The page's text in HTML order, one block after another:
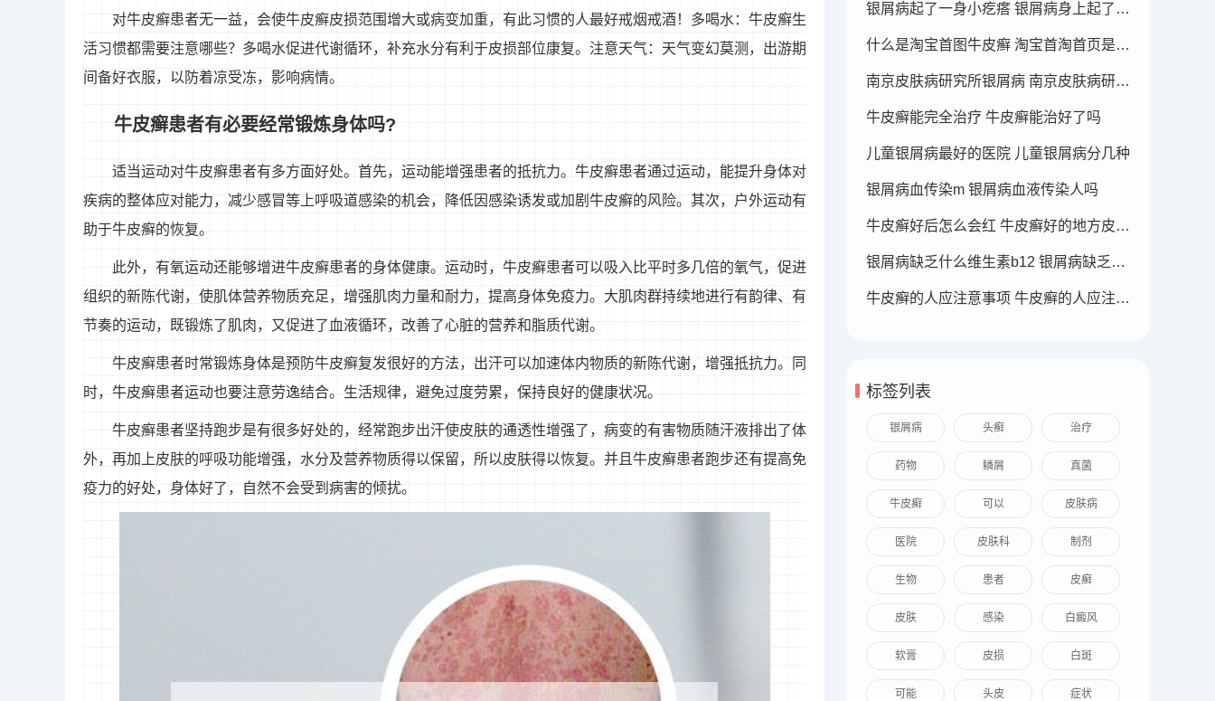
对牛皮癣患者无一益，会使牛皮癣皮损范围增大或病变加重，有此习惯的人最好戒烟戒酒！多喝水：牛皮癣生
活习惯都需要注意哪些？多喝水促进代谢循环，补充水分有利于皮损部位康复。注意天气：天气变幻莫测，出游期
间备好衣服，以防着凉受冻，影响病情。
牛皮癣患者有必要经常锻炼身体吗?
适当运动对牛皮癣患者有多方面好处。首先，运动能增强患者的抵抗力。牛皮癣患者通过运动，能提升身体对
疾病的整体应对能力，减少感冒等上呼吸道感染的机会，降低因感染诱发或加剧牛皮癣的风险。其次，户外运动有
助于牛皮癣的恢复。
此外，有氧运动还能够增进牛皮癣患者的身体健康。运动时，牛皮癣患者可以吸入比平时多几倍的氧气，促进
组织的新陈代谢，使肌体营养物质充足，增强肌肉力量和耐力，提高身体免疫力。大肌肉群持续地进行有韵律、有
节奏的运动，既锻炼了肌肉，又促进了血液循环，改善了心脏的营养和脂质代谢。
牛皮癣患者时常锻炼身体是预防牛皮癣复发很好的方法，出汗可以加速体内物质的新陈代谢，增强抵抗力。同
时，牛皮癣患者运动也要注意劳逸结合。生活规律，避免过度劳累，保持良好的健康状况。
牛皮癣患者坚持跑步是有很多好处的，经常跑步出汗使皮肤的通透性增强了，病变的有害物质随汗液排出了体
外，再加上皮肤的呼吸功能增强，水分及营养物质得以保留，所以皮肤得以恢复。并且牛皮癣患者跑步还有提高免
疫力的好处，身体好了，自然不会受到病害的倾扰。
银屑病起了一身小疙瘩 银屑病身上起了好多疙瘩
什么是淘宝首图牛皮癣 淘宝首淘首页是什么
南京皮肤病研究所银屑病 南京皮肤病研究所看银屑病哪个医生厉害
牛皮癣能完全治疗 牛皮癣能治好了吗
儿童银屑病最好的医院 儿童银屑病分几种
银屑病血传染m 银屑病血液传染人吗
牛皮癣好后怎么会红 牛皮癣好的地方皮肤变红
银屑病缺乏什么维生素b12 银屑病缺乏什么维生素b12可以补充
牛皮癣的人应注意事项 牛皮癣的人应注意事项
标签列表
银屑病 头癣 治疗
药物 鳞屑 真菌
牛皮癣 可以 皮肤病
医院 皮肤科 制剂
生物 患者 皮癣
皮肤 感染 白癜风
软膏 皮损 白斑
可能 头皮 症状